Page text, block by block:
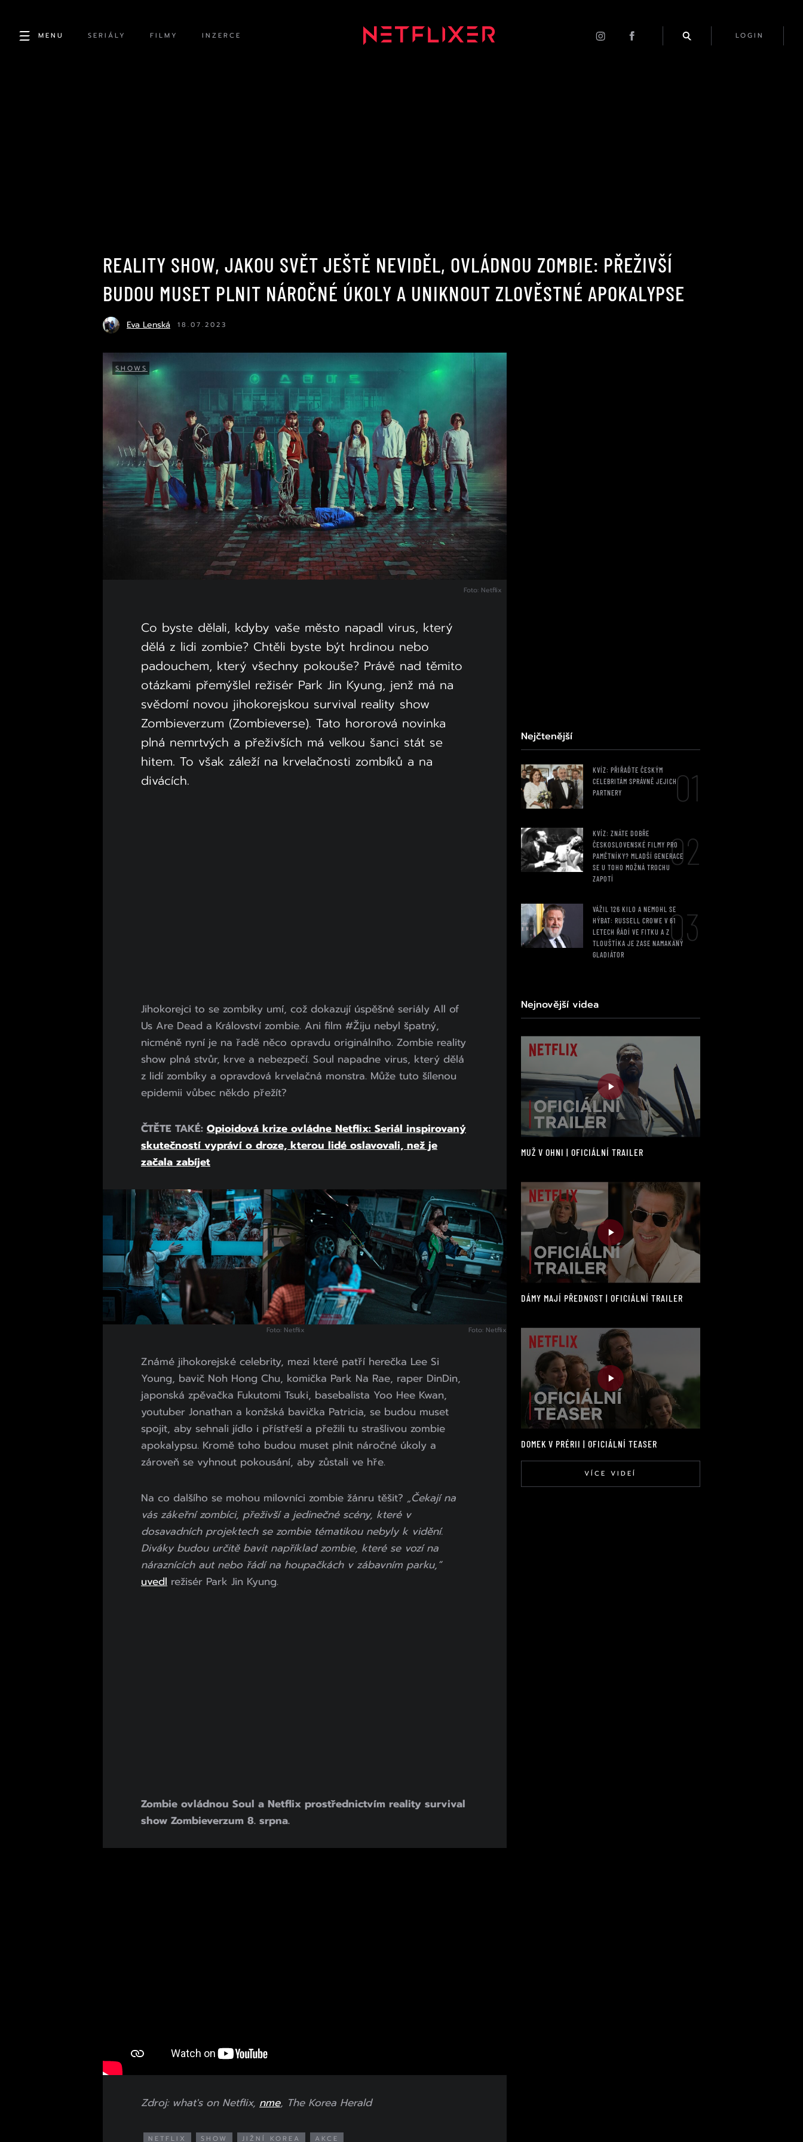
MENU SERIÁLY FILMY INZERCE LOGIN
REALITY SHOW, JAKOU SVĚT JEŠTĚ NEVIDĚL, OVLÁDNOU ZOMBIE: PŘEŽIVŠÍ
BUDOU MUSET PLNIT NÁROČNÉ ÚKOLY A UNIKNOUT ZLOVĚSTNÉ APOKALYPSE
Eva Lenská 18.07.2023
SHOWS
Foto: Netflix
Co byste dělali, kdyby vaše město napadl virus, který
dělá z lidi zombie? Chtěli byste být hrdinou nebo
padouchem, který všechny pokouše? Právě nad těmito
otázkami přemýšlel režisér Park Jin Kyung, jenž má na
svědomí novou jihokorejskou survival reality show
Zombieverzum (Zombieverse). Tato hororová novinka
plná nemrtvých a přeživších má velkou šanci stát se
hitem. To však záleží na krvelačnosti zombíků a na
divácích.
Jihokorejci to se zombíky umí, což dokazují úspěšné seriály All of
Us Are Dead a Království zombie. Ani film #Žiju nebyl špatný,
nicméně nyní je na řadě něco opravdu originálního. Zombie reality
show plná stvůr, krve a nebezpečí. Soul napadne virus, který dělá
z lidí zombíky a opravdová krvelačná monstra. Může tuto šílenou
epidemii vůbec někdo přežít?
ČTĚTE TAKÉ: Opioidová krize ovládne Netflix: Seriál inspirovaný
skutečností vypráví o droze, kterou lidé oslavovali, než je
začala zabíjet
Foto: Netflix Foto: Netflix
Známé jihokorejské celebrity, mezi které patří herečka Lee Si
Young, bavič Noh Hong Chu, komička Park Na Rae, raper DinDin,
japonská zpěvačka Fukutomi Tsuki, basebalista Yoo Hee Kwan,
youtuber Jonathan a konžská bavička Patricia, se budou muset
spojit, aby sehnali jídlo i přístřeší a přežili tu strašlivou zombie
apokalypsu. Kromě toho budou muset plnit náročné úkoly a
zároveň se vyhnout pokousání, aby zůstali ve hře.
Na co dalšího se mohou milovníci zombie žánru těšit? „Čekají na
vás zákeřní zombíci, přeživší a jedinečné scény, které v
dosavadních projektech se zombie tématikou nebyly k vidění.
Diváky budou určitě bavit například zombie, které se vozí na
náraznících aut nebo řádí na houpačkách v zábavním parku,“
uvedl režisér Park Jin Kyung.
Zombie ovládnou Soul a Netflix prostřednictvím reality survival
show Zombieverzum 8. srpna.
Zdroj: what's on Netflix, nme, The Korea Herald
NETFLIX SHOW JIŽNÍ KOREA AKCE
Nejčtenější
KVÍZ: PŘIŘAĎTE ČESKÝM
CELEBRITÁM SPRÁVNĚ JEJICH
PARTNERY
01
KVÍZ: ZNÁTE DOBŘE
ČESKOSLOVENSKÉ FILMY PRO
PAMĚTNÍKY? MLADŠÍ GENERACE
SE U TOHO MOŽNÁ TROCHU
ZAPOTÍ
02
VÁŽIL 126 KILO A NEMOHL SE
HÝBAT: RUSSELL CROWE V 61
LETECH ŘÁDÍ VE FITKU A Z
TLOUŠTÍKA JE ZASE NAMAKANÝ
GLADIÁTOR
03
Nejnovější videa
MUŽ V OHNI | OFICIÁLNÍ TRAILER
DÁMY MAJÍ PŘEDNOST | OFICIÁLNÍ TRAILER
DOMEK V PRÉRII | OFICIÁLNÍ TEASER
VÍCE VIDEÍ